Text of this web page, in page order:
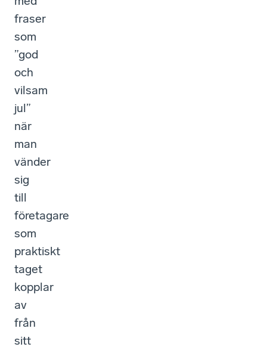
fraser
som
”god
och
vilsam
jul”
när
man
vänder
sig
till
företagare
som
praktiskt
taget
kopplar
av
från
sitt